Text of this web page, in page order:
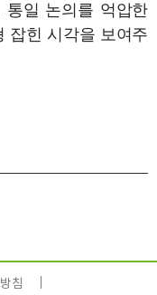
통일 논의를 억압한
잡힌 시각을 보여주
침